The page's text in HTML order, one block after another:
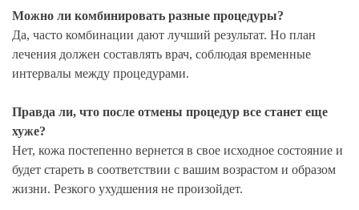
Можно ли комбинировать разные процедуры?
Да, часто комбинации дают лучший результат. Но план
лечения должен составлять врач, соблюдая временные
интервалы между процедурами.
Правда ли, что после отмены процедур все станет еще
хуже?
Нет, кожа постепенно вернется в свое исходное состояние и
будет стареть в соответствии с вашим возрастом и образом
жизни. Резкого ухудшения не произойдет.